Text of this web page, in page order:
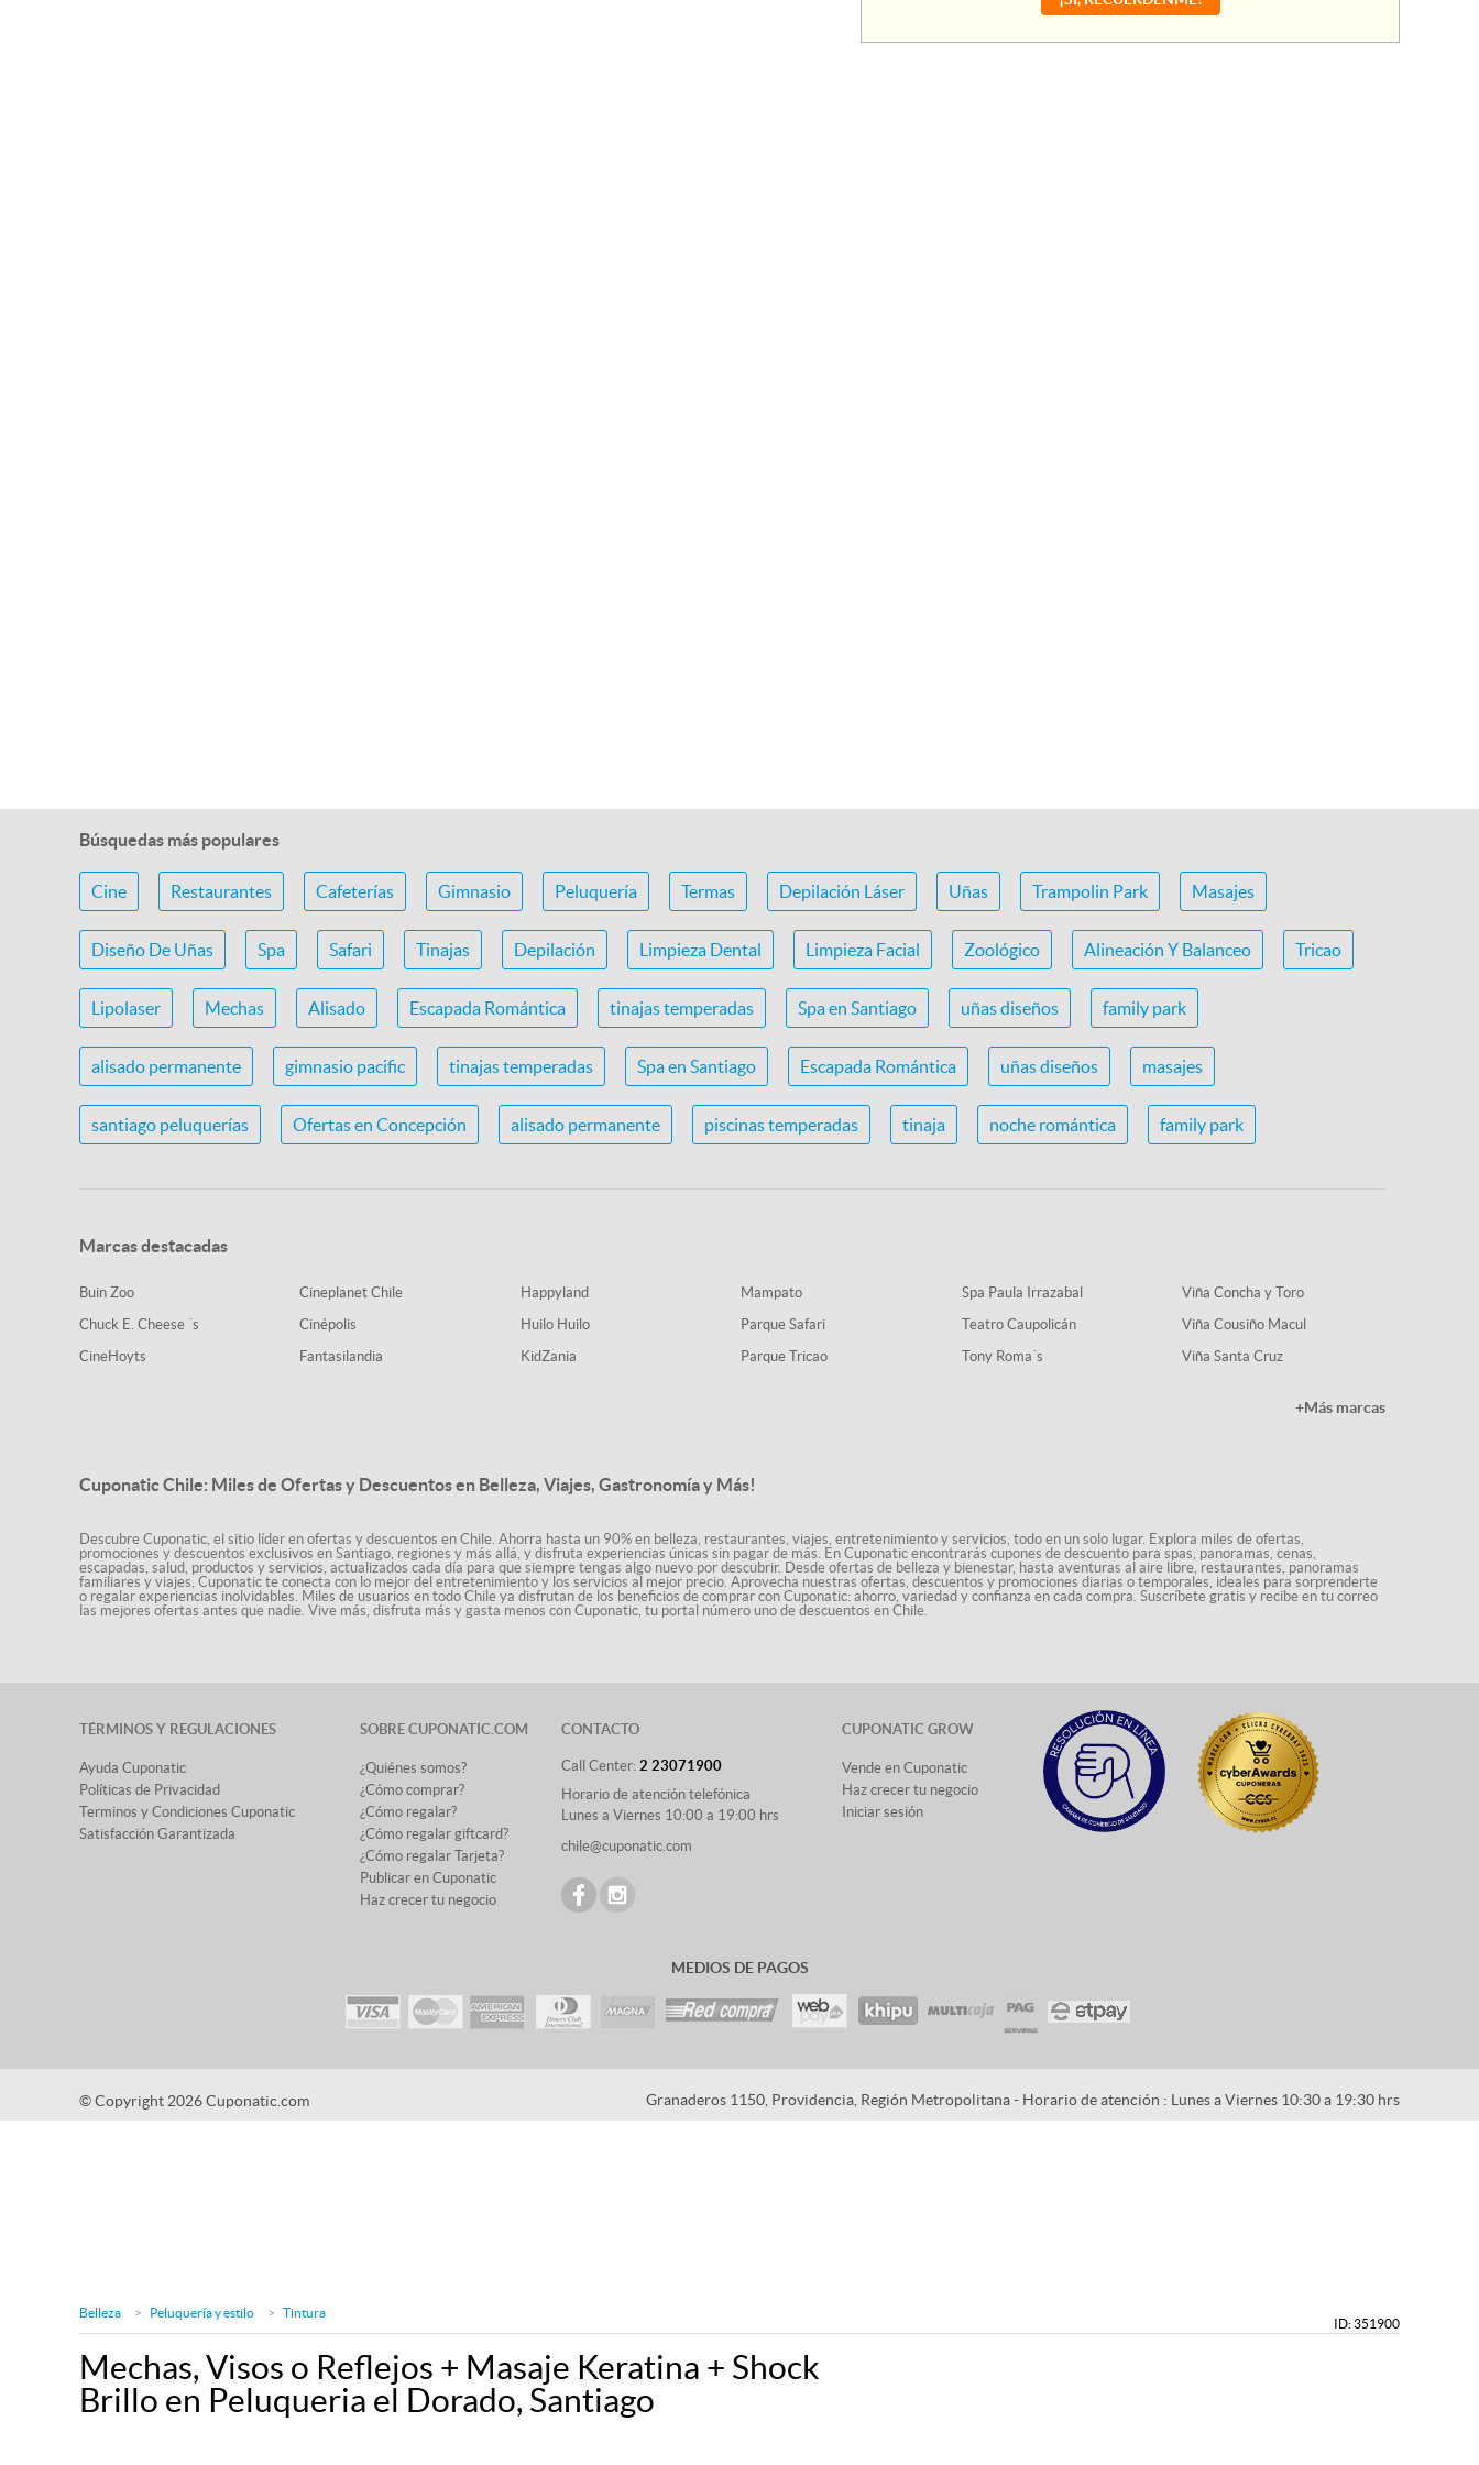
Búsquedas más populares
Cine Restaurantes Cafeterías Gimnasio Peluquería Termas Depilación Láser Uñas Trampolin Park Masajes
Diseño De Uñas Spa Safari Tinajas Depilación Limpieza Dental Limpieza Facial Zoológico Alineación Y Balanceo Tricao
Lipolaser Mechas Alisado Escapada Romántica tinajas temperadas Spa en Santiago uñas diseños family park
alisado permanente gimnasio pacific tinajas temperadas Spa en Santiago Escapada Romántica uñas diseños masajes
santiago peluquerías Ofertas en Concepción alisado permanente piscinas temperadas tinaja noche romántica family park
Marcas destacadas
Buin Zoo
Chuck E. Cheese ´s
CineHoyts
Cineplanet Chile
Cinépolis
Fantasilandia
Happyland
Huilo Huilo
KidZania
Mampato
Parque Safari
Parque Tricao
Spa Paula Irrazabal
Teatro Caupolicán
Tony Roma´s
Viña Concha y Toro
Viña Cousiño Macul
Viña Santa Cruz
+Más marcas
Cuponatic Chile: Miles de Ofertas y Descuentos en Belleza, Viajes, Gastronomía y Más!
Descubre Cuponatic, el sitio líder en ofertas y descuentos en Chile. Ahorra hasta un 90% en belleza, restaurantes, viajes, entretenimiento y servicios, todo en un solo lugar. Explora miles de ofertas,
promociones y descuentos exclusivos en Santiago, regiones y más allá, y disfruta experiencias únicas sin pagar de más. En Cuponatic encontrarás cupones de descuento para spas, panoramas, cenas,
escapadas, salud, productos y servicios, actualizados cada día para que siempre tengas algo nuevo por descubrir. Desde ofertas de belleza y bienestar, hasta aventuras al aire libre, restaurantes, panoramas
familiares y viajes, Cuponatic te conecta con lo mejor del entretenimiento y los servicios al mejor precio. Aprovecha nuestras ofertas, descuentos y promociones diarias o temporales, ideales para sorprenderte
o regalar experiencias inolvidables. Miles de usuarios en todo Chile ya disfrutan de los beneficios de comprar con Cuponatic: ahorro, variedad y confianza en cada compra. Suscríbete gratis y recibe en tu correo
las mejores ofertas antes que nadie. Vive más, disfruta más y gasta menos con Cuponatic, tu portal número uno de descuentos en Chile.
TÉRMINOS Y REGULACIONES
Ayuda Cuponatic
Políticas de Privacidad
Terminos y Condiciones Cuponatic
Satisfacción Garantizada
SOBRE CUPONATIC.COM
¿Quiénes somos?
¿Cómo comprar?
¿Cómo regalar?
¿Cómo regalar giftcard?
¿Cómo regalar Tarjeta?
Publicar en Cuponatic
Haz crecer tu negocio
CONTACTO
Call Center: 2 23071900
Horario de atención telefónica
Lunes a Viernes 10:00 a 19:00 hrs
chile@cuponatic.com
CUPONATIC GROW
Vende en Cuponatic
Haz crecer tu negocio
Iniciar sesión
MEDIOS DE PAGOS
© Copyright 2026 Cuponatic.com Granaderos 1150, Providencia, Región Metropolitana - Horario de atención : Lunes a Viernes 10:30 a 19:30 hrs
Belleza Peluquería y estilo Tintura
ID: 351900
Mechas, Visos o Reflejos + Masaje Keratina + Shock
Brillo en Peluqueria el Dorado, Santiago